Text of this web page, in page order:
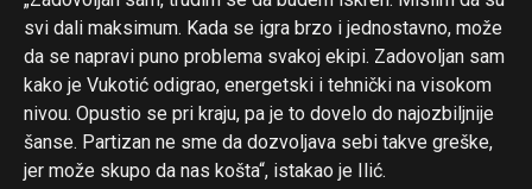
svi dali maksimum. Kada se igra brzo i jednostavno, može
da se napravi puno problema svakoj ekipi. Zadovoljan sam
kako je Vukotić odigrao, energetski i tehnički na visokom
nivou. Opustio se pri kraju, pa je to dovelo do najozbiljnije
šanse. Partizan ne sme da dozvoljava sebi takve greške,
jer može skupo da nas košta“, istakao je Ilić.